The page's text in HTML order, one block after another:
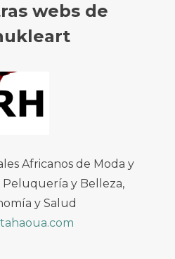
webs de
Africanos de Moda y
y Belleza,
y Salud